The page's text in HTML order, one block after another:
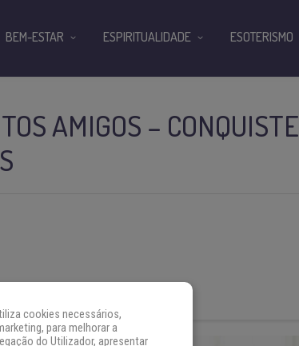
AMIGOS – CONQUISTE
BEM-ESTAR ESPIRITUALIDADE ESOTERISMO
cookies necessários,
para melhorar a
do Utilizador, apresentar